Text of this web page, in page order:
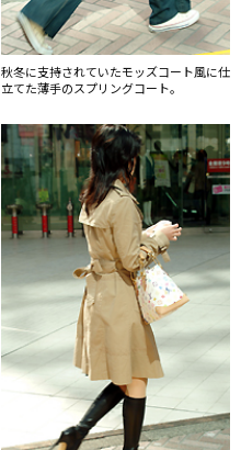
秋冬に支持されていたモッズコート風に仕
立てた薄手のスプリングコート。